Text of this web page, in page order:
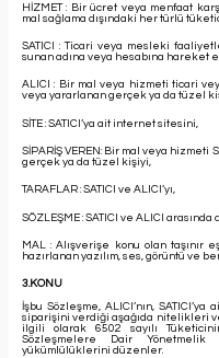
HİZMET : Bir ücret veya menfaat
mal sağlama dışındaki her türlü
SATICI : Ticari veya mesleki
sunan adına veya hesabına hareket
ALICI : Bir mal veya hizmeti ticari
veya yararlanan gerçek ya da tüzel
SİTE : SATICI’ya ait internet sitesini,
SİPARİŞ VEREN: Bir mal veya
gerçek ya da tüzel kişiyi,
TARAFLAR : SATICI ve ALICI’yı,
SÖZLEŞME : SATICI ve ALICI
MAL : Alışverişe konu olan taşınır
hazırlanan yazılım, ses, görüntü ve
3.KONU
İşbu Sözleşme, ALICI’nın,
siparişini verdiği aşağıda nitelikleri
ilgili olarak 6502 sayılı
Sözleşmelere Dair
yükümlülüklerini düzenler.